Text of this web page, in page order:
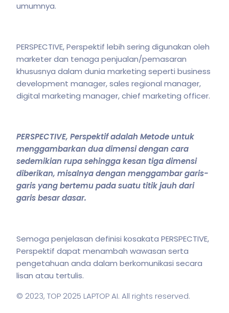
umumnya.
PERSPECTIVE, Perspektif lebih sering digunakan oleh
marketer dan tenaga penjualan/pemasaran
khususnya dalam dunia marketing seperti business
development manager, sales regional manager,
digital marketing manager, chief marketing officer.
PERSPECTIVE, Perspektif adalah Metode untuk
menggambarkan dua dimensi dengan cara
sedemikian rupa sehingga kesan tiga dimensi
diberikan, misalnya dengan menggambar garis-
garis yang bertemu pada suatu titik jauh dari
garis besar dasar.
Semoga penjelasan definisi kosakata PERSPECTIVE,
Perspektif dapat menambah wawasan serta
pengetahuan anda dalam berkomunikasi secara
lisan atau tertulis.
© 2023, TOP 2025 LAPTOP AI. All rights reserved.